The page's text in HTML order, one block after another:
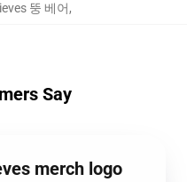
뚱 베어,
Say
merch logo